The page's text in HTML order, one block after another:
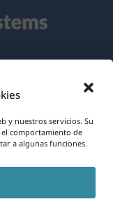
y nuestros servicios. Su
comportamiento de
a algunas funciones.
(se
abre